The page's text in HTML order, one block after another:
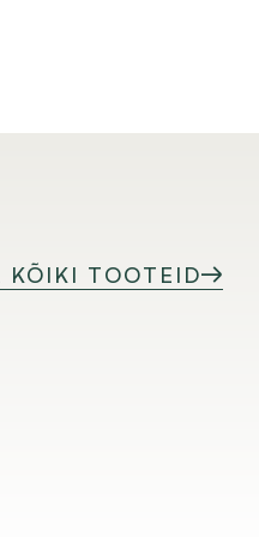
KÕIKI TOOTEID